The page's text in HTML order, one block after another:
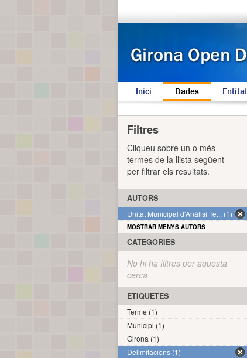
Inici Dades
Filtres
Cliqueu sobre un o més
termes de la llista següent
per filtrar els resultats.
AUTORS
Unitat Municipal d'Anàlisi Te... (1)
MOSTRAR MENYS AUTORS
CATEGORIES
No hi ha filtres per aquesta
cerca
ETIQUETES
Terme (1)
Municipi (1)
Girona (1)
Delimitacions (1)